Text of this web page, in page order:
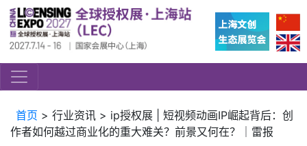
首页 > 行业资讯 > ip授权展 | 短视频动画IP崛起背后：创
作者如何越过商业化的重大难关？前景又何在？｜雷报